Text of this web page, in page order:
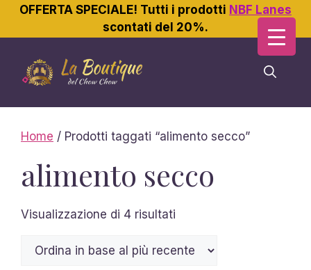
OFFERTA SPECIALE! Tutti i prodotti NBF Lanes
scontati del 20%.
contenuto
Home / Prodotti taggati “alimento secco”
alimento secco
Visualizzazione di 4 risultati
base